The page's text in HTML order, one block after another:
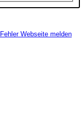
Fehler Webseite melden